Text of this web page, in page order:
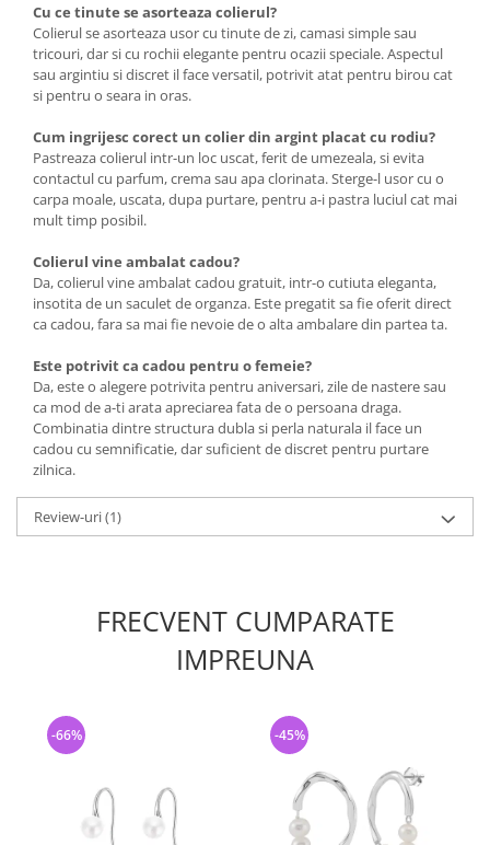
Cu ce tinute se asorteaza colierul?
Colierul se asorteaza usor cu tinute de zi, camasi simple sau
tricouri, dar si cu rochii elegante pentru ocazii speciale. Aspectul
sau argintiu si discret il face versatil, potrivit atat pentru birou cat
si pentru o seara in oras.
Cum ingrijesc corect un colier din argint placat cu rodiu?
Pastreaza colierul intr-un loc uscat, ferit de umezeala, si evita
contactul cu parfum, crema sau apa clorinata. Sterge-l usor cu o
carpa moale, uscata, dupa purtare, pentru a-i pastra luciul cat mai
mult timp posibil.
Colierul vine ambalat cadou?
Da, colierul vine ambalat cadou gratuit, intr-o cutiuta eleganta,
insotita de un saculet de organza. Este pregatit sa fie oferit direct
ca cadou, fara sa mai fie nevoie de o alta ambalare din partea ta.
Este potrivit ca cadou pentru o femeie?
Da, este o alegere potrivita pentru aniversari, zile de nastere sau
ca mod de a-ti arata apreciarea fata de o persoana draga.
Combinatia dintre structura dubla si perla naturala il face un
cadou cu semnificatie, dar suficient de discret pentru purtare
zilnica.
Review-uri(1)
FRECVENT CUMPARATE
IMPREUNA
-66% -45%